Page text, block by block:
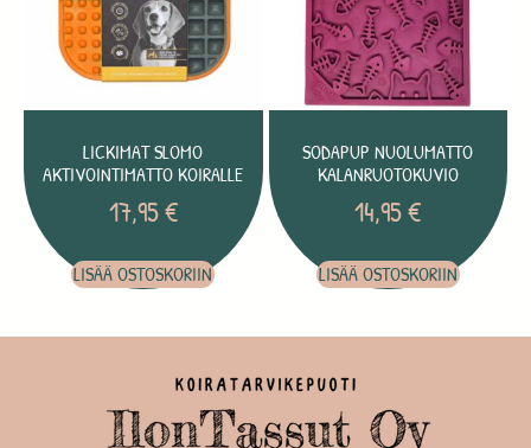
LICKIMAT SLOMO
AKTIVOINTIMATTO KOIRALLE
17,95€
LISÄÄ OSTOSKORIIN
SODAPUP NUOLUMATTO
KALANRUOTOKUVIO
14,95€
LISÄÄ OSTOSKORIIN